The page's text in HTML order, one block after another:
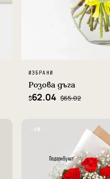
ИЗБРАНИ
Розова дъга
$62.04 $65.02
−4%